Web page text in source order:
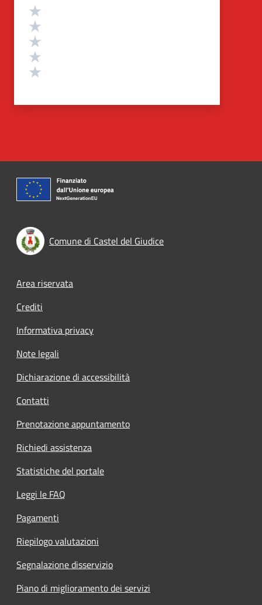
Valutazione
Comune di Castel del Giudice
Footer menu
Area riservata
Crediti
Informativa privacy
Note legali
Dichiarazione di accessibilità
Contatti
Prenotazione appuntamento
Richiedi assistenza
Statistiche del portale
Leggi le FAQ
Pagamenti
Riepilogo valutazioni
Segnalazione disservizio
Piano di miglioramento dei servizi